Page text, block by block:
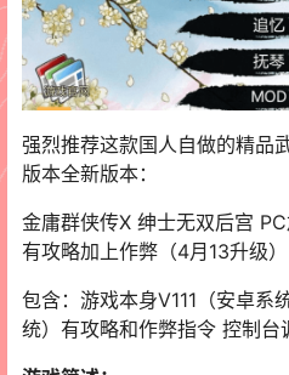
强烈推荐这款国人自做的精品
版本全新版本：
金庸群侠传X 绅士无双后宫 PC
有攻略加上作弊（4月13升级）
包含：游戏本身V111（安卓系
统）有攻略和作弊指令 控制台